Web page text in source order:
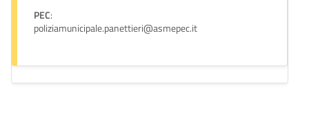
PEC:
poliziamunicipale.panettieri@asmepec.it